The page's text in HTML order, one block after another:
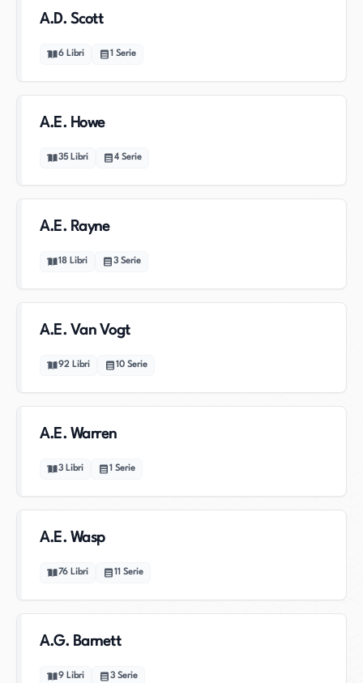
A.D. Scott
6 Libri 1 Serie
A.E. Howe
35 Libri 4 Serie
A.E. Rayne
18 Libri 3 Serie
A.E. Van Vogt
92 Libri 10 Serie
A.E. Warren
3 Libri 1 Serie
A.E. Wasp
76 Libri 11 Serie
A.G. Barnett
9 Libri 3 Serie